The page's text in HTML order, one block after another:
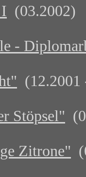
(03.2002)
-
(12.2001
Stöpsel"
Zitrone"